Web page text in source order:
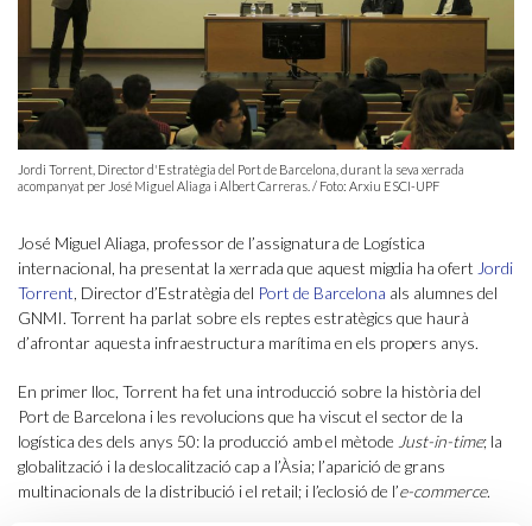
Jordi Torrent, Director d'Estratègia del Port de Barcelona, durant la seva xerrada
acompanyat per José Miguel Aliaga i Albert Carreras. / Foto: Arxiu ESCI-UPF
José Miguel Aliaga, professor de l’assignatura de Logística
internacional, ha presentat la xerrada que aquest migdia ha ofert Jordi
Torrent, Director d’Estratègia del Port de Barcelona als alumnes del
GNMI. Torrent ha parlat sobre els reptes estratègics que haurà
d’afrontar aquesta infraestructura marítima en els propers anys.
En primer lloc, Torrent ha fet una introducció sobre la història del
Port de Barcelona i les revolucions que ha viscut el sector de la
logística des dels anys 50: la producció amb el mètode Just-in-time; la
globalització i la deslocalització cap a l’Àsia; l’aparició de grans
multinacionals de la distribució i el retail; i l’eclosió de l’e-commerce.